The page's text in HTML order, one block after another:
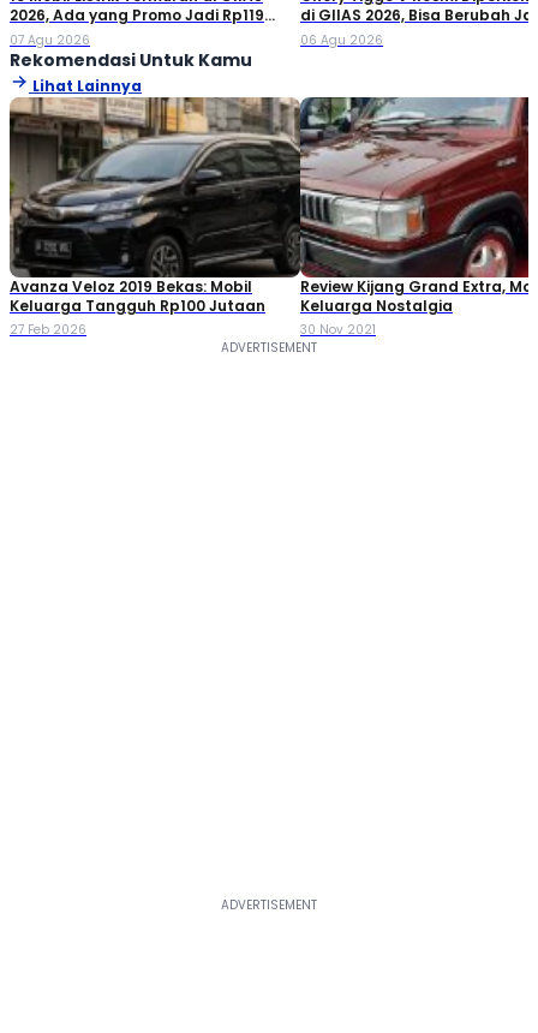
2026, Ada yang Promo Jadi Rp119
Jutaan!
07 Agu 2026
di GIIAS 2026, Bisa Berubah
Double Cabin
06 Agu 2026
Rekomendasi Untuk Kamu
Lihat Lainnya
Avanza Veloz 2019 Bekas: Mobil
Keluarga Tangguh Rp100 Jutaan
27 Feb 2026
Review Kijang Grand Extra,
Keluarga Nostalgia
30 Nov 2021